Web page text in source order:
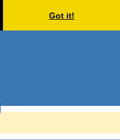
Got it!